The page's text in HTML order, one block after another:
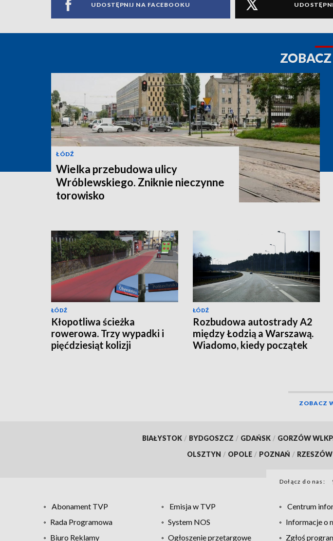
UDOSTĘPNIJ NA FACEBOOKU
ŁÓDŹ
Wielka przebudowa ulicy
Wróblewskiego. Zniknie nieczynne
torowisko
ŁÓDŹ
Kłopotliwa ścieżka
rowerowa. Trzy wypadki i
pięćdziesiąt kolizji
ŁÓDŹ
Rozbudowa autostrady A2
między Łodzią a Warszawą.
Wiadomo, kiedy początek
ZOBACZ
BIAŁYSTOK / BYDGOSZCZ / GDAŃSK / GORZÓW
OLSZTYN / OPOLE / POZNAŃ / RZESZÓW
Dołącz do nas:
Abonament TVP Emisja w TVP Centrum
Rada Programowa
System NOS Informacje o
Biuro Reklamy
Ogłoszenie przetargowe Zgłoś